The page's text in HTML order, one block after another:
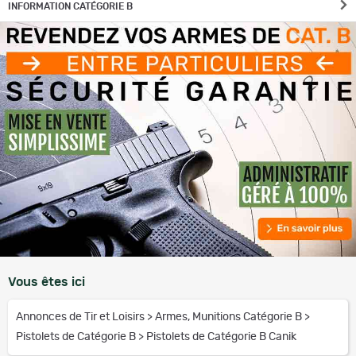
INFORMATION CATÉGORIE B
Vous êtes ici
Annonces de Tir et Loisirs > Armes, Munitions Catégorie B >
Pistolets de Catégorie B > Pistolets de Catégorie B Canik